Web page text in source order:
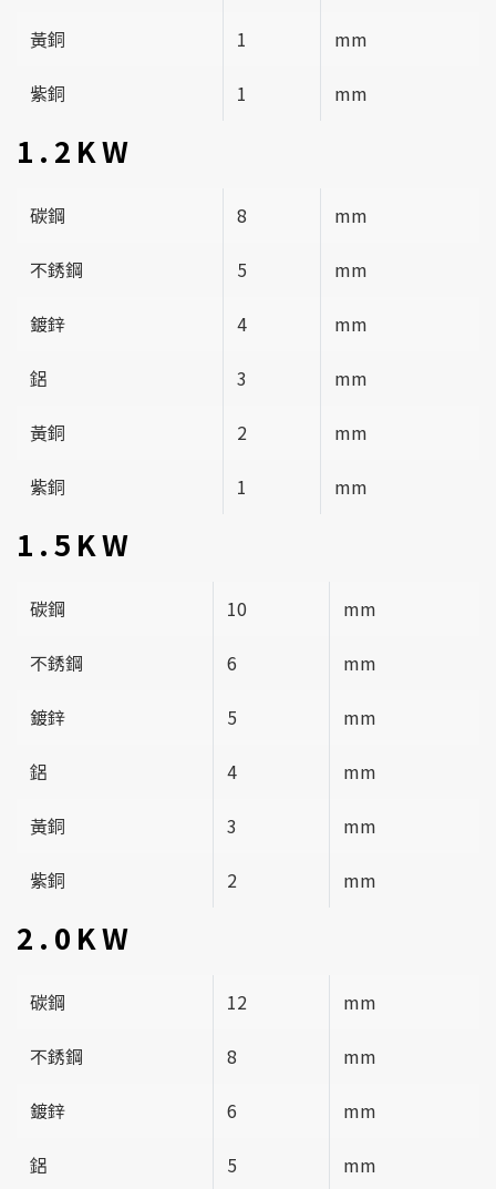
黃銅 1 mm
紫銅 1 mm
1.2KW
碳鋼 8 mm
不銹鋼 5 mm
鍍鋅 4 mm
鋁 3 mm
黃銅 2 mm
紫銅 1 mm
1.5KW
碳鋼 10 mm
不銹鋼 6 mm
鍍鋅 5 mm
鋁 4 mm
黃銅 3 mm
紫銅 2 mm
2.0KW
碳鋼 12 mm
不銹鋼 8 mm
鍍鋅 6 mm
鋁 5 mm